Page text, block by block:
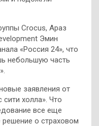
Crocus, Араз
Эмин
«Россия 24», что
небольшую часть
заявления от
холла». Что
все еще
решение о страховом